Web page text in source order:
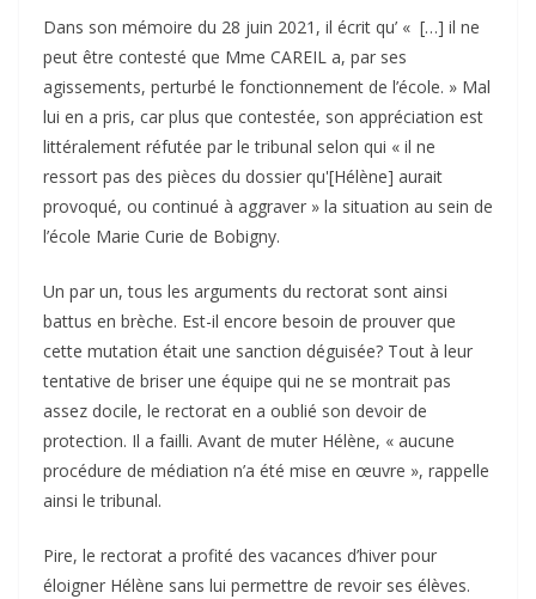
Dans son mémoire du 28 juin 2021, il écrit qu’ « […] il ne
peut être contesté que Mme CAREIL a, par ses
agissements, perturbé le fonctionnement de l’école. » Mal
lui en a pris, car plus que contestée, son appréciation est
littéralement réfutée par le tribunal selon qui « il ne
ressort pas des pièces du dossier qu'[Hélène] aurait
provoqué, ou continué à aggraver » la situation au sein de
l’école Marie Curie de Bobigny.
Un par un, tous les arguments du rectorat sont ainsi
battus en brèche. Est-il encore besoin de prouver que
cette mutation était une sanction déguisée? Tout à leur
tentative de briser une équipe qui ne se montrait pas
assez docile, le rectorat en a oublié son devoir de
protection. Il a failli. Avant de muter Hélène, « aucune
procédure de médiation n’a été mise en œuvre », rappelle
ainsi le tribunal.
Pire, le rectorat a profité des vacances d’hiver pour
éloigner Hélène sans lui permettre de revoir ses élèves.